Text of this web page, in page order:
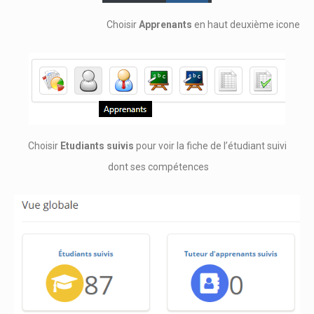
ChoisirApprenants en haut deuxième icone
Choisir Etudiants suivis pour voir la fiche de l’étudiant suivi
dont ses compétences